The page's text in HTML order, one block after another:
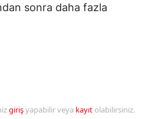
sonra daha fazla
girişyapabilir veya kayıt olabilirsiniz.